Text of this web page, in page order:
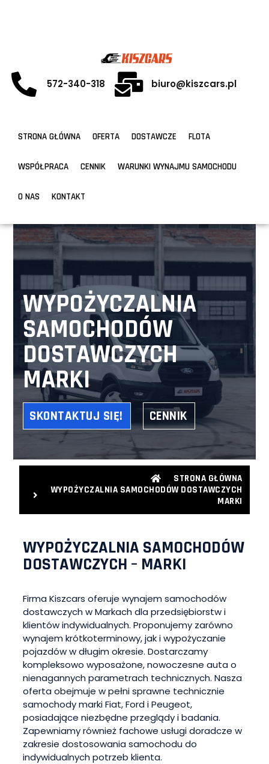
572-340-318 biuro@kiszcars.pl
STRONA GŁÓWNA OFERTA DOSTAWCZE FLOTA
WSPÓŁPRACA CENNIK WARUNKI WYNAJMU SAMOCHODU
O NAS KONTAKT
WYPOŻYCZALNIA
SAMOCHODÓW
DOSTAWCZYCH
MARKI
SKONTAKTUJ SIĘ! CENNIK
STRONA GŁÓWNA
WYPOŻYCZALNIA SAMOCHODÓW DOSTAWCZYCH
MARKI
WYPOŻYCZALNIA SAMOCHODÓW
DOSTAWCZYCH – MARKI
Firma Kiszcars oferuje wynajem samochodów
dostawczych w Markach dla przedsiębiorstw i
klientów indywidualnych. Proponujemy zarówno
wynajem krótkoterminowy, jak i wypożyczanie
pojazdów w długim okresie. Dostarczamy
kompleksowo wyposażone, nowoczesne auta o
nienagannych parametrach technicznych. Nasza
oferta obejmuje w pełni sprawne technicznie
samochody marki Fiat, Ford i Peugeot,
posiadające niezbędne przeglądy i badania.
Zapewniamy również fachowe usługi doradcze w
zakresie dostosowania samochodu do
indywidualnych potrzeb klienta.